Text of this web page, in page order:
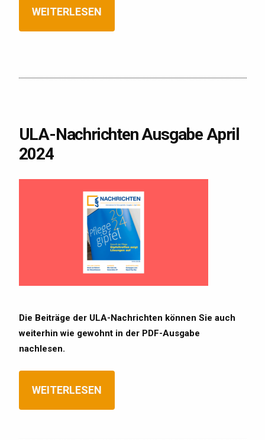
WEITERLESEN
ULA-Nachrichten Ausgabe April
2024
Die Beiträge der ULA-Nachrichten können Sie auch
weiterhin wie gewohnt in der PDF-Ausgabe
nachlesen.
WEITERLESEN